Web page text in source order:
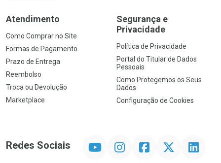
Atendimento
Como Comprar no Site
Formas de Pagamento
Prazo de Entrega
Reembolso
Troca ou Devolução
Marketplace
Segurança e
Privacidade
Política de Privacidade
Portal do Titular de Dados
Pessoais
Como Protegemos os Seus
Dados
Configuração de Cookies
Redes Sociais InstagramFacebookTwitter Linkedin